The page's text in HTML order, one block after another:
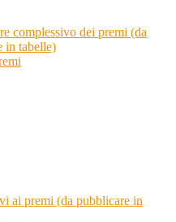
complessivo dei premi (da
in tabelle)
ai premi (da pubblicare in